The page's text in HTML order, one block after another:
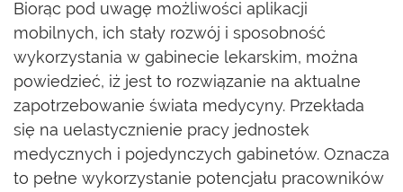
Biorąc pod uwagę możliwości aplikacji
mobilnych, ich stały rozwój i sposobność
wykorzystania w gabinecie lekarskim, można
powiedzieć, iż jest to rozwiązanie na aktualne
zapotrzebowanie świata medycyny. Przekłada
się na uelastycznienie pracy jednostek
medycznych i pojedynczych gabinetów. Oznacza
to pełne wykorzystanie potencjału pracowników